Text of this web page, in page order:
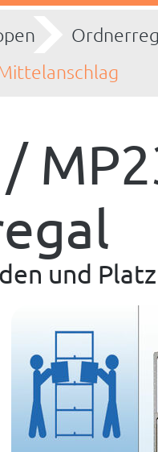
und